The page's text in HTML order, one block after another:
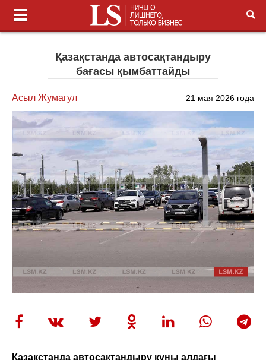
Қазақстанда автосақтандыру
бағасы қымбаттайды
Асыл Жумагул 21 мая 2026 года
Қазақстанда автосақтандыру құны алдағы